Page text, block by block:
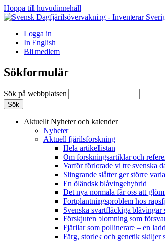
Hoppa till huvudinnehåll
Logga in
In English
Bli medlem
Sökformulär
Sök på webbplatsen
Aktuellt Nyheter och kalender
Nyheter
Aktuell fjärilsforskning
Hela artikellistan
Om forskningsartiklar och
Varför förlorade vi tre svenska
Slingrande slåtter ger större
En öländsk blåvingehybrid
Det nya normala får oss att
Fortplantningsproblem hos
Svenska svartfläckiga blåvingar
Förskjuten blomning som
Fjärilar som pollinerare – en
Färg, storlek och genetik skiljer